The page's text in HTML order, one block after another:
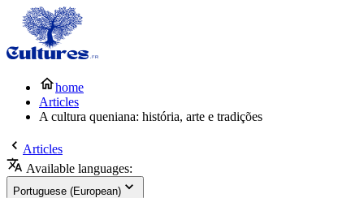
home
Articles
A cultura queniana: história, arte e tradições
Articles
Available languages:
Portuguese (European)